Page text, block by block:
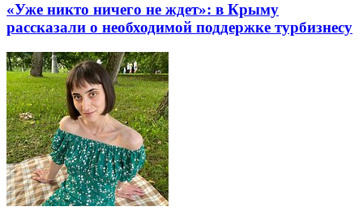
«Уже никто ничего не ждет»: в Крыму
рассказали о необходимой поддержке турбизнесу